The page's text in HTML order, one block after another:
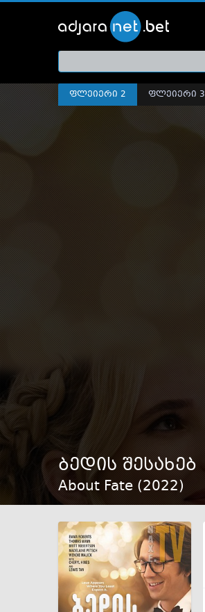
ფლეიერი 2 ფლეიერი 3
ბედის შესახებ
About Fate (2022)